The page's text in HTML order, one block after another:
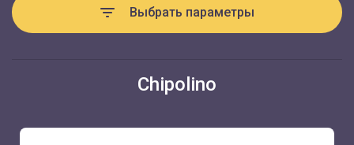
Выбрать параметры
Chipolino